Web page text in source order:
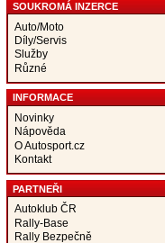
SOUKROMÁ INZERCE
Auto/Moto
Díly/Servis
Služby
Různé
INFORMACE
Novinky
Nápověda
O Autosport.cz
Kontakt
PARTNEŘI
Autoklub ČR
Rally-Base
Rally Bezpečně